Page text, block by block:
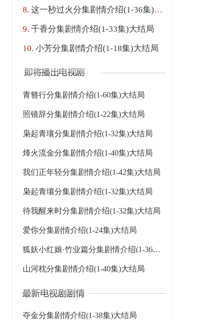
这一秒过火分集剧情介绍(1-36集)大结局
千香分集剧情介绍(1-33集)大结局
小芳分集剧情介绍(1-18集)大结局
青簪行分集剧情介绍(1-60集)大结局
照镜辞分集剧情介绍(1-22集)大结局
枭起青壤分集剧情介绍(1-32集)大结局
烽火流金分集剧情介绍(1-40集)大结局
我们正年轻分集剧情介绍(1-42集)大结局
枭起青壤分集剧情介绍(1-32集)大结局
待我醒来时分集剧情介绍(1-32集)大结局
爱你分集剧情介绍(1-24集)大结局
狐妖小红娘·竹业篇分集剧情介绍(1-36集)大结局
山河枕分集剧情介绍(1-40集)大结局
夺金分集剧情介绍(1-38集)大结局